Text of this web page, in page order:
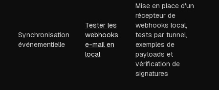
Synchronisation
événementielle
Tester les
webhooks
e-mail en
local
Mise en place d'un
récepteur de
webhooks local,
tests par tunnel,
exemples de
payloads et
vérification de
signatures